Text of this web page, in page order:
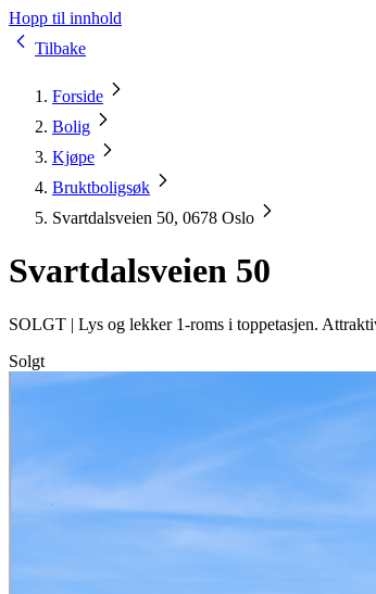
Hopp til innhold
Tilbake
Forside
Bolig
Kjøpe
Bruktboligsøk
Svartdalsveien 50, 0678 Oslo
Svartdalsveien 50
SOLGT | Lys og lekker 1-roms i toppetasjen.
Solgt